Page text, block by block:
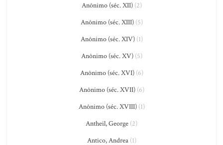
Anônimo (séc. XII)(2)
Anônimo (séc. XIII)(5)
Anônimo (séc. XIV)(1)
Anônimo (séc. XV)(5)
Anônimo (séc. XVI)(6)
Anônimo (séc. XVII)(6)
Anônimo (séc. XVIII)(1)
Antheil, George (2)
Antico, Andrea(1)